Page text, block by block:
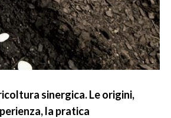
sinergica. Le origini,
la pratica